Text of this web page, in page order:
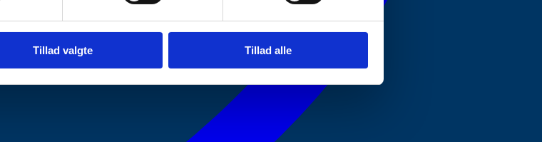
Tillad valgte Tillad alle